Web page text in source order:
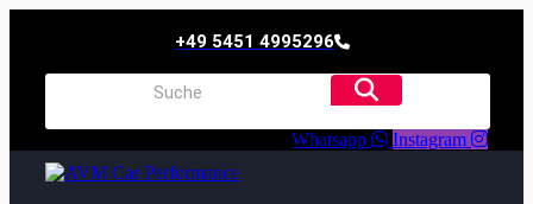
+49 5451 4995296
Whatsapp Instagram